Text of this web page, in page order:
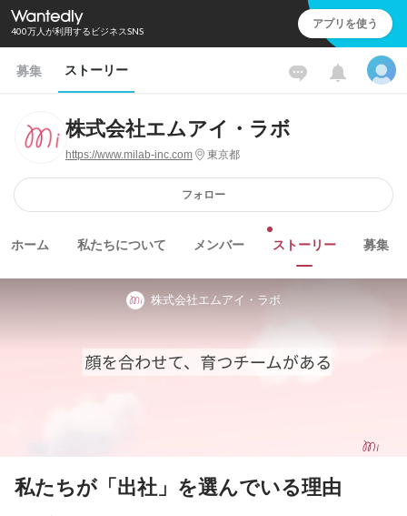
400万人が利用するビジネスSNS アプリを使う
募集 ストーリー
株式会社エムアイ・ラボ
https://www.milab-inc.com 東京都
フォロー
ホーム 私たちについて メンバー ストーリー 募集
株式会社エムアイ・ラボ
私たちが「出社」を選んでいる理由